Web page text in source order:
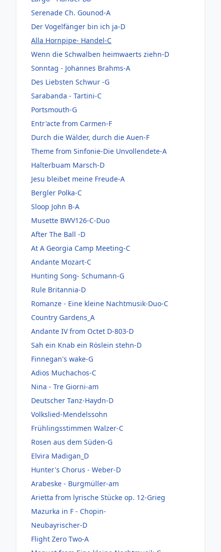
Serenade Ch. Gounod-A
Der Vogelfänger bin ich ja-D
Alla Hornpipe- Handel-C
Wenn die Schwalben heimwaerts ziehn-D
Sonntag - Johannes Brahms-A
Des Liebsten Schwur -G
Sarabanda - Tartini-C
Portsmouth-G
Entr'acte from Carmen-F
Durch die Wälder, durch die Auen-F
Theme from Sinfonie-Die Unvollendete-A
Halterbuam Marsch-D
Jesu bleibet meine Freude-A
Bergler Polka-C
Sloop John B-A
Musette BWV126-C-Duo
After The Ball -D
At A Georgia Camp Meeting-C
Andante Mozart-C
Hunting Song- Schumann-G
Rule Britannia-D
Romanze - Eine kleine Nachtmusik-Duo-C
Country Gardens_A
Andante IV from Octet D-803-D
Sah ein Knab ein Röslein stehn-D
Finnegan's wake-G
Adios Muchachos-C
Nina - Tre Giorni-am
Deutscher Tanz-Haydn-D
Volkslied-Mendelssohn
Frühlingsstimmen Walzer-C
Rosen aus dem Süden-G
Elvira Madigan_D
Hunter's Chorus - Weber-D
Arabeske - Burgmüller-am
Arietta from lyrische Stücke op. 12-Grieg
Mazurka in F - Chopin-
Neubayrischer-D
Flight Zero Two-A